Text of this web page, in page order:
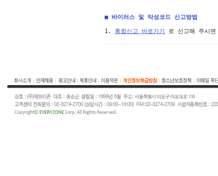
■ 바이러스 및 악성코드 신고방법
1. 통합신고 바로가기 로 신고해 주시